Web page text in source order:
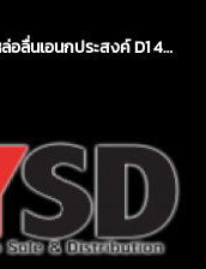
สเปรย์หล่อลื่นเอนกประสงค์ D1 450 ml